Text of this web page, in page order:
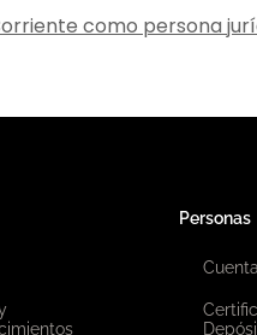
como persona
Personas